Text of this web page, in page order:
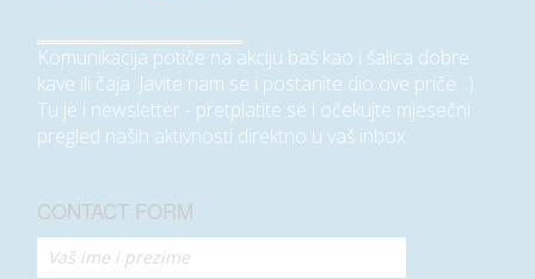
Komunikacija potiče na akciju baš kao i šalica dobre
kave ili čaja. Javite nam se i postanite dio ove priče. :)
Tu je i newsletter - pretplatite se i očekujte mjesečni
pregled naših aktivnosti direktno u vaš inbox.
CONTACT FORM